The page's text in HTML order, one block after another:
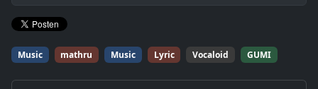
Music mathru Music Lyric Vocaloid GUMI